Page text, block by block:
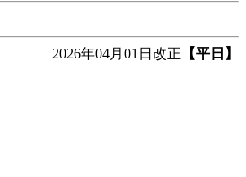
2026年04月01日改正 【平日】